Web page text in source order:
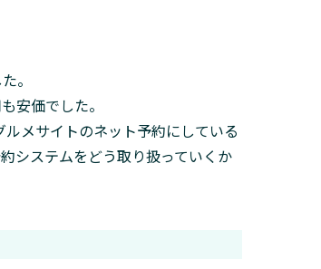
。
安価でした。
メサイトのネット予約にしている
システムをどう取り扱っていくか